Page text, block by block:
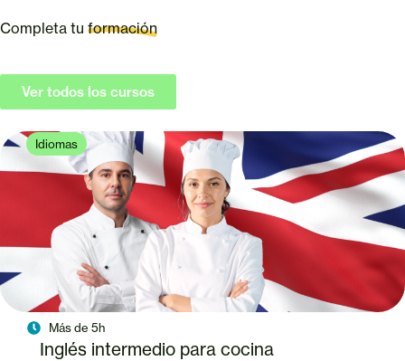
Completa tu formación
Ver todos los cursos
Idiomas
Más de 5h
Inglés intermedio para cocina